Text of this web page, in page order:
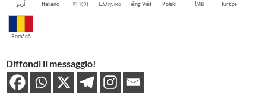
اُردو Italiano 한국어 Ελληνικά Tiếng Việt Polski ไทย Türkçe
Română
Diffondi il messaggio!